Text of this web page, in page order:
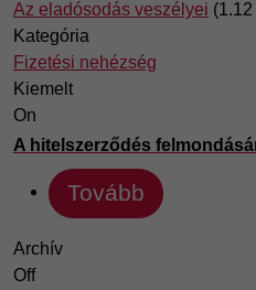
Az eladósodás veszélyei
Kategória
Fizetési nehézség
Kiemelt
On
A hitelszerződés
Tovább
Archív
Off